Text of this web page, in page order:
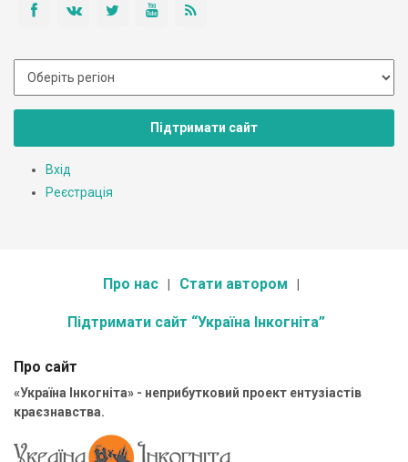
Підтримати сайт
Вхід
Реєстрація
Про нас Стати автором
Підтримати сайт “Україна Інкогніта”
Про сайт
«Україна Інкогніта» - неприбутковий проект ентузіастів
краєзнавства.